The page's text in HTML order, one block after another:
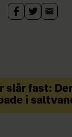
slår fast:
i